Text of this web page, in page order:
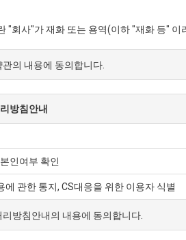
"회사"가 재화 또는 용역(이하 "재화 등"
란 "몰"에 접속하여 이 약관에 따라 "몰"이
명시와 설명 및 개정
약관의 내용과 상호 및 대표자 성명, 영업
업 신고번호, 개인정보관리책임자 등을 이
할 수 있습니다.
용자가 약관에 동의하기에 앞서 약관에 정
전자상거래 등에서의 소비자보호에 관한
의 내용에 동의합니다.
방침안내
인여부 확인
에 관한 통지, CS대응을 위한 이용자 식별
방침안내의 내용에 동의합니다.